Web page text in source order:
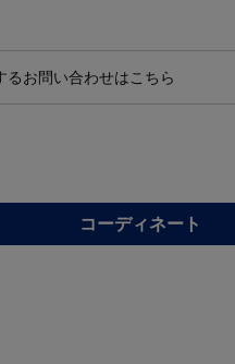
るお問い合わせはこちら
コーディネート